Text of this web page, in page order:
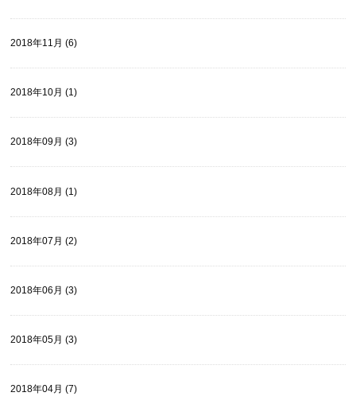
2018年11月 (6)
2018年10月 (1)
2018年09月 (3)
2018年08月 (1)
2018年07月 (2)
2018年06月 (3)
2018年05月 (3)
2018年04月 (7)